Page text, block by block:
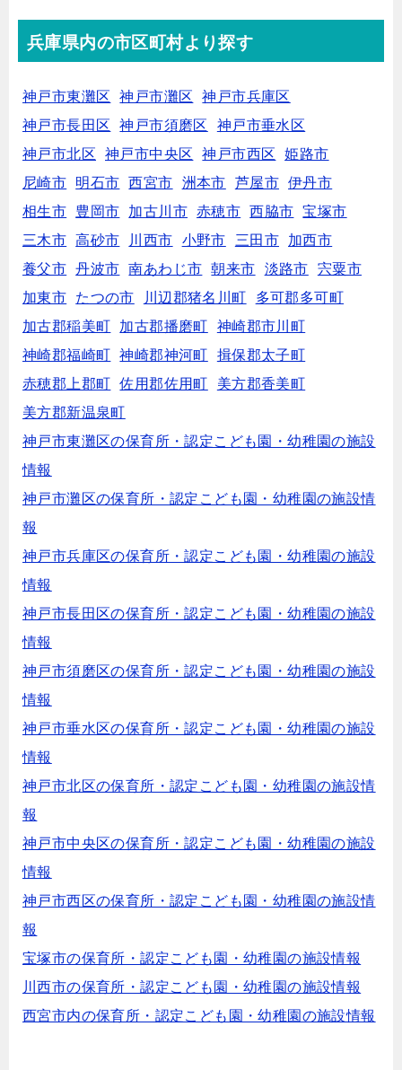
兵庫県内の市区町村より探す
神戸市東灘区 神戸市灘区
神戸市兵庫区
神戸市長田区
神戸市須磨区
神戸市垂水区
神戸市北区
神戸市中央区 神戸市西区
姫路市
尼崎市
明石市 西宮市 洲本市 芦屋市 伊丹市
相生市
豊岡市 加古川市 赤穂市 西脇市
宝塚市
三木市
高砂市 川西市 小野市 三田市
加西市
養父市
丹波市 南あわじ市 朝来市 淡路市
宍粟市
加東市
たつの市 川辺郡猪名川町
多可郡多可町
加古郡稲美町
加古郡播磨町
神崎郡市川町
神崎郡福崎町
神崎郡神河町
揖保郡太子町
赤穂郡上郡町
佐用郡佐用町
美方郡香美町
美方郡新温泉町
神戸市東灘区の保育所・認定こども園・幼稚園の施設
情報
神戸市灘区の保育所・認定こども園・幼稚園の施設情
報
神戸市兵庫区の保育所・認定こども園・幼稚園の施設
情報
神戸市長田区の保育所・認定こども園・幼稚園の施設
情報
神戸市須磨区の保育所・認定こども園・幼稚園の施設
情報
神戸市垂水区の保育所・認定こども園・幼稚園の施設
情報
神戸市北区の保育所・認定こども園・幼稚園の施設情
報
神戸市中央区の保育所・認定こども園・幼稚園の施設
情報
神戸市西区の保育所・認定こども園・幼稚園の施設情
報
宝塚市の保育所・認定こども園・幼稚園の施設情報
川西市の保育所・認定こども園・幼稚園の施設情報
西宮市内の保育所・認定こども園・幼稚園の施設情報